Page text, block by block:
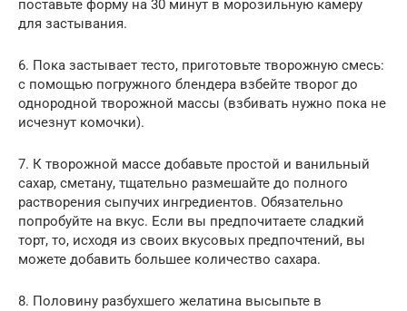
поставьте форму на 30 минут в морозильную камеру
для застывания.
6. Пока застывает тесто, приготовьте творожную смесь:
с помощью погружного блендера взбейте творог до
однородной творожной массы (взбивать нужно пока не
исчезнут комочки).
7. К творожной массе добавьте простой и ванильный
сахар, сметану, тщательно размешайте до полного
растворения сыпучих ингредиентов. Обязательно
попробуйте на вкус. Если вы предпочитаете сладкий
торт, то, исходя из своих вкусовых предпочтений, вы
можете добавить большее количество сахара.
8. Половину разбухшего желатина высыпьте в